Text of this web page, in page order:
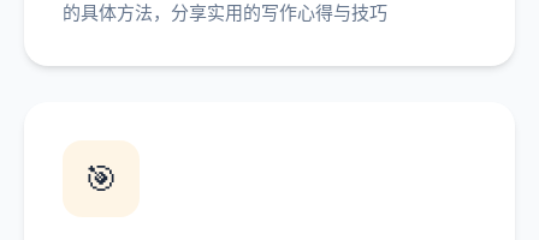
的具体方法，分享实用的写作心得与技巧
🎯